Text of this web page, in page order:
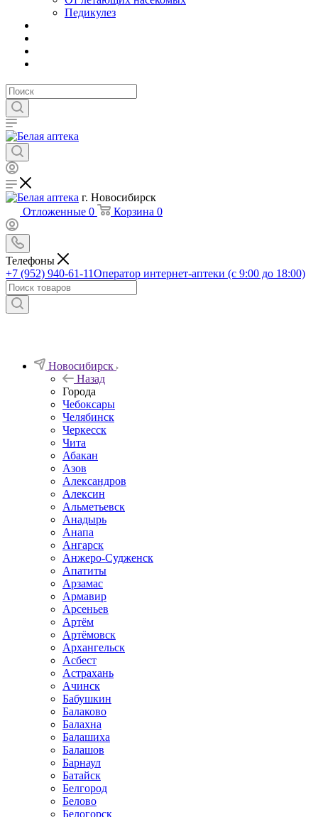
Педикулез
г. Новосибирск
Отложенные 0 Корзина 0
Телефоны
+7 (952) 940-61-11Оператор интернет-аптеки (с 9:00 до 18:00)
Новосибирск
Назад
Города
Чебоксары
Челябинск
Черкесск
Чита
Абакан
Азов
Александров
Алексин
Альметьевск
Анадырь
Анапа
Ангарск
Анжеро-Судженск
Апатиты
Арзамас
Армавир
Арсеньев
Артём
Артёмовск
Архангельск
Асбест
Астрахань
Ачинск
Бабушкин
Балаково
Балахна
Балашиха
Балашов
Барнаул
Батайск
Белгород
Белово
Белогорск